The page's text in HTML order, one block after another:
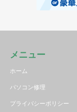
メニュー
ホーム
パソコン修理
プライバシーポリシー